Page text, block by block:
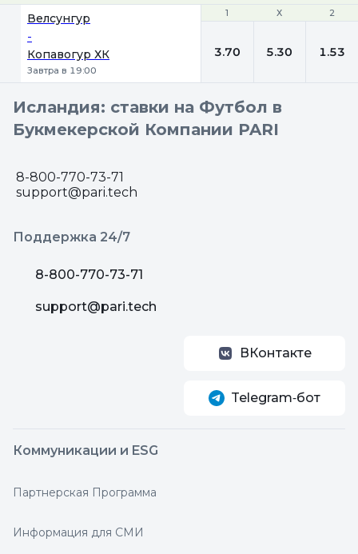
1 Х 2
Велсунгур
-
Копавогур ХК
Завтра в 19:00
1 Х 2
3.70 5.30 1.53
Исландия: ставки на Футбол в
Букмекерской Компании PARI
8-800-770-73-71
support@pari.tech
Поддержка 24/7
8-800-770-73-71
support@pari.tech
ВКонтакте
Telegram‑бот
Коммуникации и ESG
Партнерская Программа
Информация для СМИ